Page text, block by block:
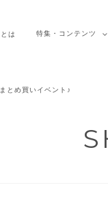
は 特集・ コンテンツ
とめ買いイベント♪